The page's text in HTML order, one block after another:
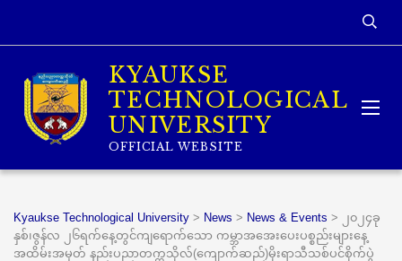
KYAUKSE
TECHNOLOGICAL
UNIVERSITY
OFFICIAL WEBSITE
Kyaukse Technological University > News > News & Events >
၂၀၂၄ခု
နှစ်၊ဇွန်လ ၂၆ရက်နေ့တွင်ကျရောက်သော ကမ္ဘာအအေးပေးပစ္စည်းများနေ့
အထိမ်းအမှတ် နည်းပညာတက္ကသိုလ်(ကျောက်ဆည်)မိုးရာသီသစ်ပင်စိုက်ပွဲ